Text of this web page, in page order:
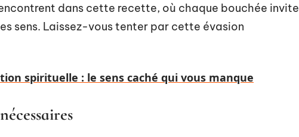
dans cette recette, où chaque bouchée invite
sens. Laissez-vous tenter par cette évasion
spirituelle : le sens caché qui vous manque